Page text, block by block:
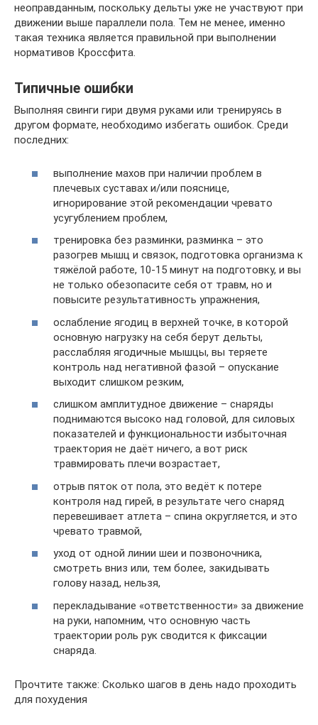
неоправданным, поскольку дельты уже не участвуют при
движении выше параллели пола. Тем не менее, именно
такая техника является правильной при выполнении
нормативов Кроссфита.
Типичные ошибки
Выполняя свинги гири двумя руками или тренируясь в
другом формате, необходимо избегать ошибок. Среди
последних:
выполнение махов при наличии проблем в
плечевых суставах и/или пояснице,
игнорирование этой рекомендации чревато
усугублением проблем,
тренировка без разминки, разминка – это
разогрев мышц и связок, подготовка организма к
тяжёлой работе, 10-15 минут на подготовку, и вы
не только обезопасите себя от травм, но и
повысите результативность упражнения,
ослабление ягодиц в верхней точке, в которой
основную нагрузку на себя берут дельты,
расслабляя ягодичные мышцы, вы теряете
контроль над негативной фазой – опускание
выходит слишком резким,
слишком амплитудное движение – снаряды
поднимаются высоко над головой, для силовых
показателей и функциональности избыточная
траектория не даёт ничего, а вот риск
травмировать плечи возрастает,
отрыв пяток от пола, это ведёт к потере
контроля над гирей, в результате чего снаряд
перевешивает атлета – спина округляется, и это
чревато травмой,
уход от одной линии шеи и позвоночника,
смотреть вниз или, тем более, закидывать
голову назад, нельзя,
перекладывание «ответственности» за движение
на руки, напомним, что основную часть
траектории роль рук сводится к фиксации
снаряда.
Прочтите также: Сколько шагов в день надо проходить
для похудения